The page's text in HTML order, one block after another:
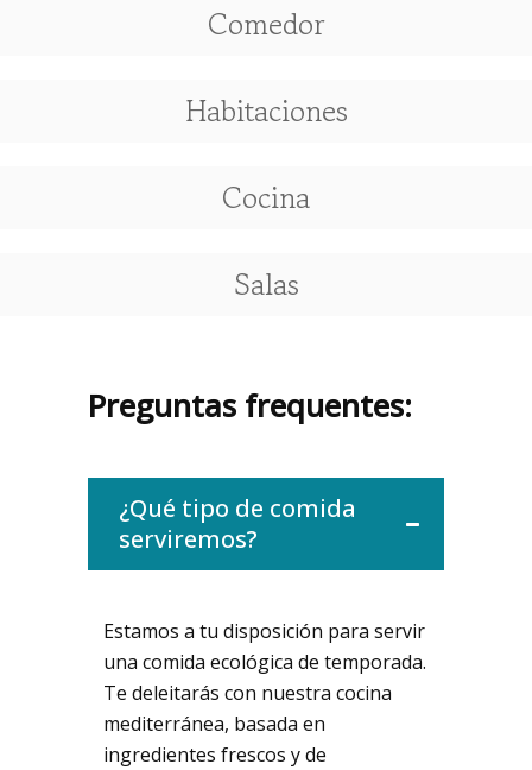
Comedor
Habitaciones
Cocina
Salas
Preguntas frequentes:
¿Qué tipo de comida
serviremos?
Estamos a tu disposición para servir
una comida ecológica de temporada.
Te deleitarás con nuestra cocina
mediterránea, basada en
ingredientes frescos y de